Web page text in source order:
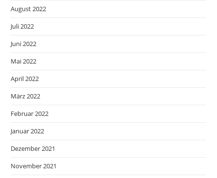
August 2022
Juli 2022
Juni 2022
Mai 2022
April 2022
März 2022
Februar 2022
Januar 2022
Dezember 2021
November 2021